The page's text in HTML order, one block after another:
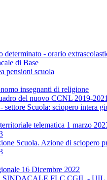
determinato - orario
di Base
pensioni scuola
insegnanti di religione
del nuovo CCNL 2019-2021
settore Scuola: sciopero intera
telematica 1 marzo
Scuola. Azione di sciopero
16 Dicembre 2022